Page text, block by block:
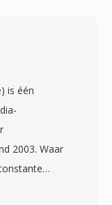
is één
2003. Waar
variabele